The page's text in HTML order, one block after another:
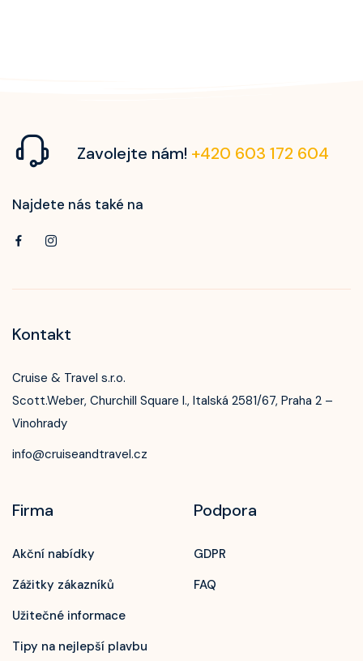
Zavolejte nám! +420 603 172 604
Najdete nás také na
Kontakt
Cruise & Travel s.r.o.
Scott.Weber, Churchill Square I., Italská 2581/67, Praha 2 –
Vinohrady
info@cruiseandtravel.cz
Firma
Akční nabídky
Zážitky zákazníků
Užitečné informace
Tipy na nejlepší plavbu
Podpora
GDPR
FAQ